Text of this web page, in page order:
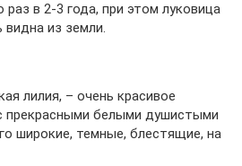
в 2-3 года, при этом луковица
из земли.
лилия, – очень красивое
прекрасными белыми душистыми
широкие, темные, блестящие, на